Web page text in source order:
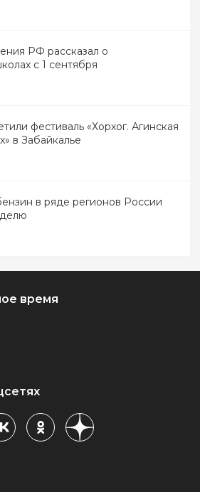
РФ рассказал о
с 1 сентября
фестиваль «Хорхог. Агинская
в Забайкалье
в ряде регионов России
время